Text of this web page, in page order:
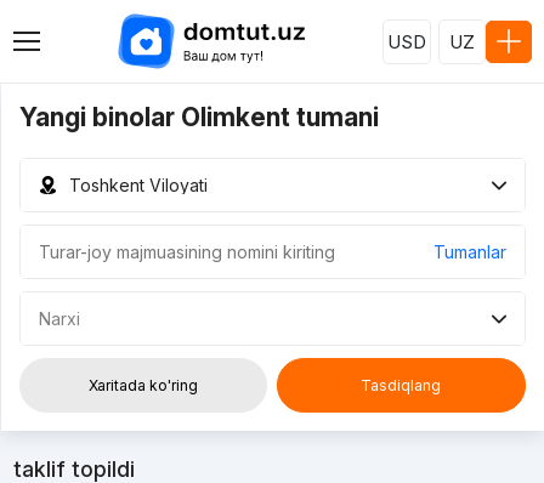
USD UZ
Yangi binolar Olimkent tumani
Toshkent Viloyati
Tumanlar
Narxi
Xaritada ko'ring Tasdiqlang
taklif topildi